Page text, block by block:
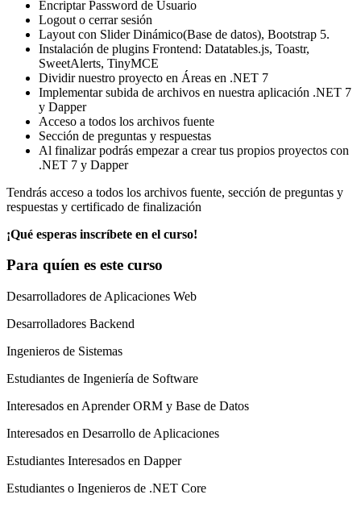
Encriptar Password de Usuario
Logout o cerrar sesión
Layout con Slider Dinámico(Base de datos), Bootstrap 5.
Instalación de plugins Frontend: Datatables.js, Toastr,
SweetAlerts, TinyMCE
Dividir nuestro proyecto en Áreas en .NET 7
Implementar subida de archivos en nuestra aplicación .NET 7
y Dapper
Acceso a todos los archivos fuente
Sección de preguntas y respuestas
Al finalizar podrás empezar a crear tus propios proyectos con
.NET 7 y Dapper
Tendrás acceso a todos los archivos fuente, sección de preguntas y
respuestas y certificado de finalización
¡Qué esperas inscríbete en el curso!
Para quíen es este curso
Desarrolladores de Aplicaciones Web
Desarrolladores Backend
Ingenieros de Sistemas
Estudiantes de Ingeniería de Software
Interesados en Aprender ORM y Base de Datos
Interesados en Desarrollo de Aplicaciones
Estudiantes Interesados en Dapper
Estudiantes o Ingenieros de .NET Core